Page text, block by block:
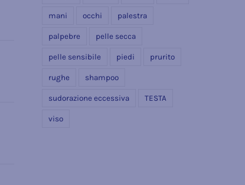
mani occhi palestra
palpebre pelle secca
pelle sensibile piedi prurito
rughe shampoo
sudorazione eccessiva TESTA
viso